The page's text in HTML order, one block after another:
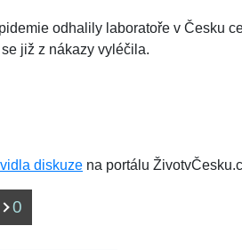
odhalily laboratoře v Česku
již z nákazy vyléčila.
diskuze na portálu
0